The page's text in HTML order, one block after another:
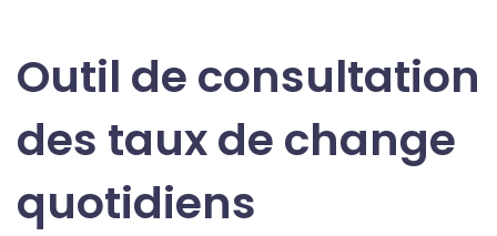
Outil de consultation
des taux de change
quotidiens